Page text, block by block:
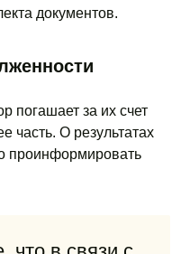
документов.
погашает за их счет
часть. О результатах
проинформировать